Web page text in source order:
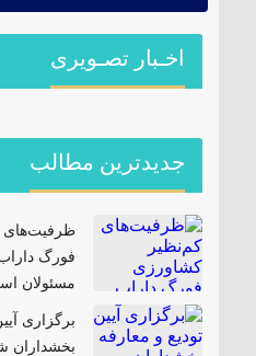
اخـبار تصـویری
جدیدترین مطالب
ظرفیت‌های
فورگ داراب
مسئولان
برگزاری
بخشداران